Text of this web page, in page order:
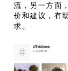
流，另一方面
价和建议，有
求。